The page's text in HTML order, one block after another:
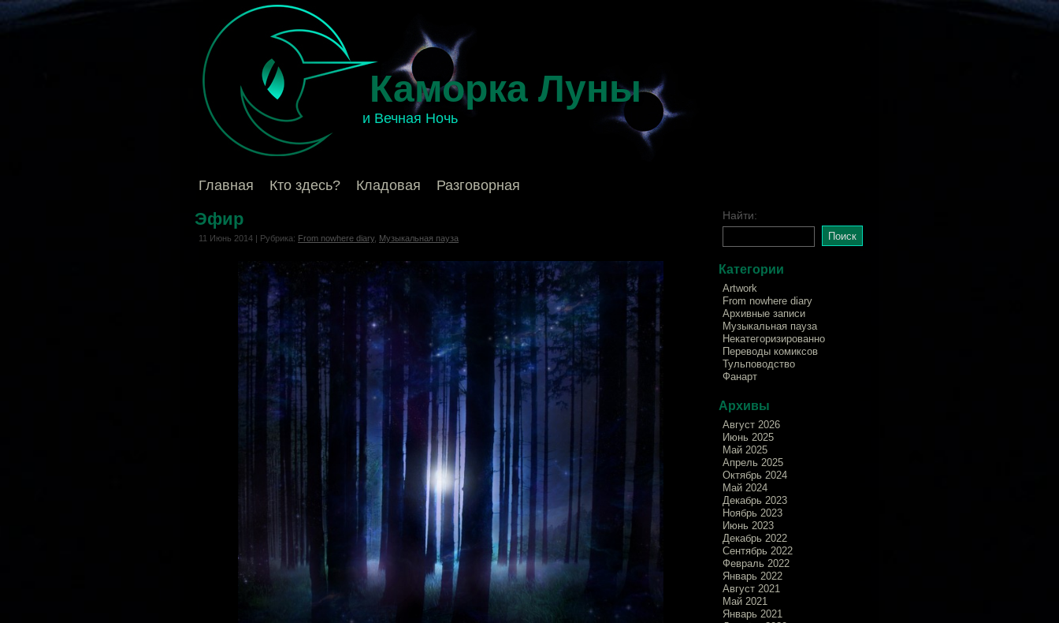
Каморка Луны
и Вечная Ночь
Главная Кто здесь? Кладовая Разговорная
Эфир
11 Июнь 2014 | Рубрика: From nowhere diary, Музыкальная пауза
Найти:
Категории
Artwork
From nowhere diary
Архивные записи
Музыкальная пауза
Некатегоризированно
Переводы комиксов
Тульповодство
Фанарт
Архивы
Август 2026
Июнь 2025
Май 2025
Апрель 2025
Октябрь 2024
Май 2024
Декабрь 2023
Ноябрь 2023
Июнь 2023
Декабрь 2022
Сентябрь 2022
Февраль 2022
Январь 2022
Август 2021
Май 2021
Январь 2021